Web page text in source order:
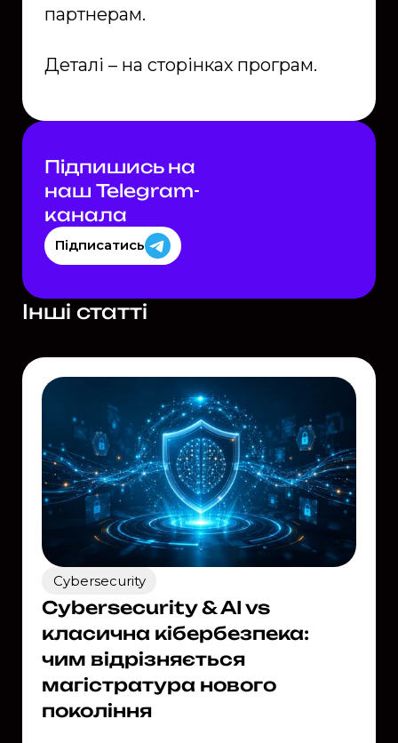
Підпишись на
наш Telegram-
каналa
Підписатись
Інші статті
Cybersecurity
Cybersecurity & AI vs
класична кібербезпека:
чим відрізняється
магістратура нового
покоління
партнерам.
Деталі – на сторінках програм.